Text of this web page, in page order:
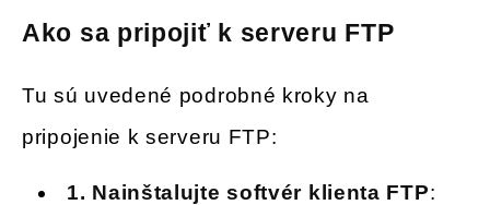
Ako sa pripojiť k serveru FTP
Tu sú uvedené podrobné kroky na
pripojenie k serveru FTP:
1. Nainštalujte softvér klienta FTP: